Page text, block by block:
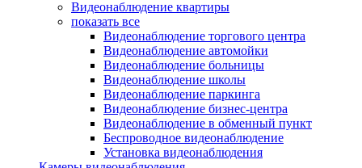
Видеонаблюдение квартиры
показать все
Видеонаблюдение торгового центра
Видеонаблюдение автомойки
Видеонаблюдение больницы
Видеонаблюдение школы
Видеонаблюдение паркинга
Видеонаблюдение бизнес-центра
Видеонаблюдение в обменный пункт
Беспроводное видеонаблюдение
Установка видеонаблюдения